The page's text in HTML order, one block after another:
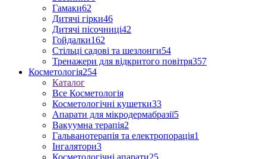
Гамаки62
Дитячі гірки46
Дитячі пісочниці42
Гойдалки162
Стільці садові та шезлонги54
Тренажери для відкритого повітря357
Косметологія254
Каталог
Все Косметологія
Косметологічні кушетки33
Апарати для мікродермабразії5
Вакуумна терапія2
Гальванотерапія та електропорація1
Інгалятори3
Косметологічні апарати25